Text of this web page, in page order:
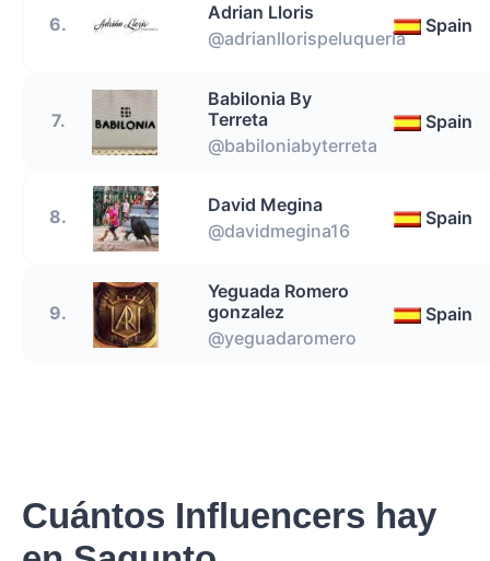
6.
Adrian Lloris
@adrianllorispeluqueria
Spain
7.
Babilonia By
Terreta
@babiloniabyterreta
Spain
8.
David Megina
@davidmegina16
Spain
9.
Yeguada Romero
gonzalez
@yeguadaromero
Spain
Cuántos Influencers hay